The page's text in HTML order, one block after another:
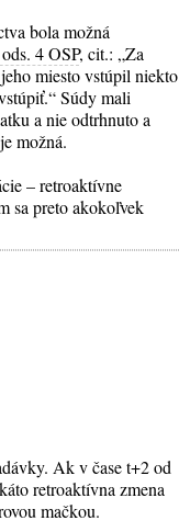
bola možná
4 OSP, cit.: „Za
miesto vstúpil niekto
Súdy mali
a nie odtrhnuto a
možná.
– retroaktívne
sa preto akokoľvek
Ak v čase t+2 od
retroaktívna zmena
mačkou.